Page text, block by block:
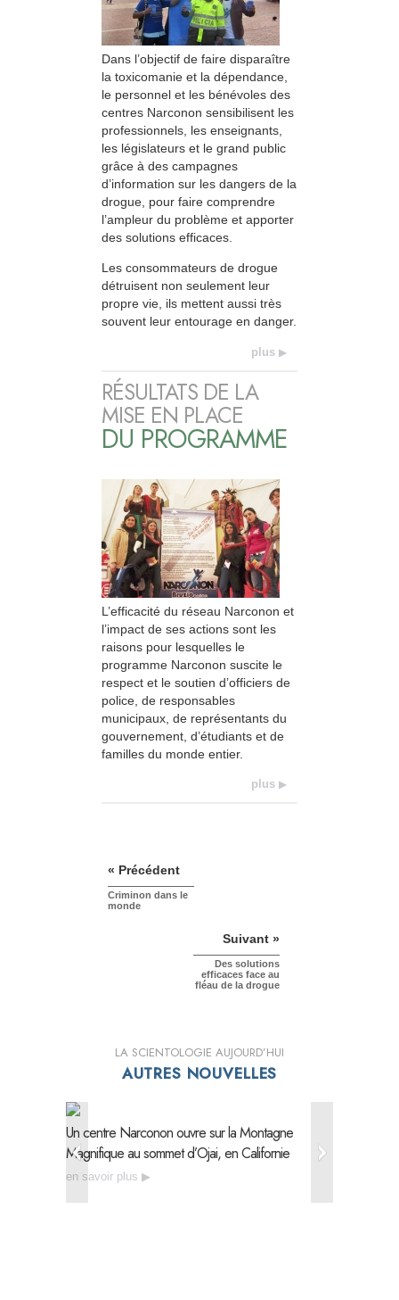
Dans l’objectif de faire disparaître
la toxicomanie et la dépendance,
le personnel et les bénévoles des
centres Narconon sensibilisent les
professionnels, les enseignants,
les législateurs et le grand public
grâce à des campagnes
d’information sur les dangers de la
drogue, pour faire comprendre
l’ampleur du problème et apporter
des solutions efficaces.
Les consommateurs de drogue
détruisent non seulement leur
propre vie, ils mettent aussi très
souvent leur entourage en danger.
plus
RÉSULTATS DE LA
MISE EN PLACE
DU PROGRAMME
L’efficacité du réseau Narconon et
l’impact de ses actions sont les
raisons pour lesquelles le
programme Narconon suscite le
respect et le soutien d’officiers de
police, de responsables
municipaux, de représentants du
gouvernement, d’étudiants et de
familles du monde entier.
plus
« Précédent
Criminon dans le
monde
Suivant »
Des solutions
efficaces face au
fléau de la drogue
LA SCIENTOLOGIE AUJOURD’HUI
AUTRES NOUVELLES
Un centre Narconon ouvre sur la Montagne
Magnifique au sommet d’Ojai, en Californie
en savoir plus